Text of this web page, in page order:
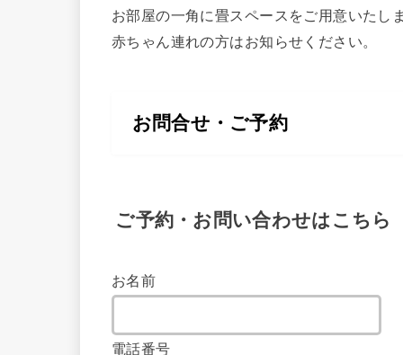
お部屋の一角に畳スペースをご用意いたし
赤ちゃん連れの方はお知らせください。
お問合せ・ご予約
ご予約・お問い合わせはこちら
お名前
電話番号